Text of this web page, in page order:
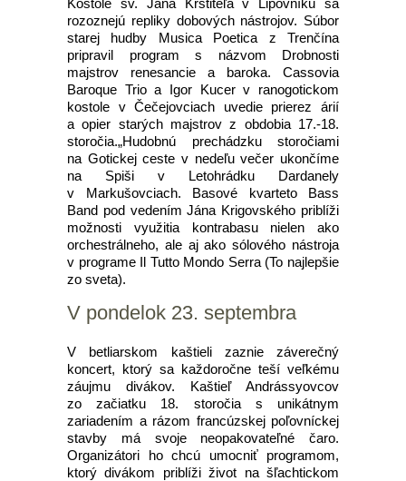
Kostole sv. Jána Krstiteľa v Lipovníku sa
rozoznejú repliky dobových nástrojov. Súbor
starej hudby Musica Poetica z Trenčína
pripravil program s názvom Drobnosti
majstrov renesancie a baroka. Cassovia
Baroque Trio a Igor Kucer v ranogotickom
kostole v Čečejovciach uvedie prierez árií
a opier starých majstrov z obdobia 17.-18.
storočia.„Hudobnú prechádzku storočiami
na Gotickej ceste v nedeľu večer ukončíme
na Spiši v Letohrádku Dardanely
v Markušovciach. Basové kvarteto Bass
Band pod vedením Jána Krigovského priblíži
možnosti využitia kontrabasu nielen ako
orchestrálneho, ale aj ako sólového nástroja
v programe Il Tutto Mondo Serra (To najlepšie
zo sveta).
V pondelok 23. septembra
V betliarskom kaštieli zaznie záverečný
koncert, ktorý sa každoročne teší veľkému
záujmu divákov. Kaštieľ Andrássyovcov
zo začiatku 18. storočia s unikátnym
zariadením a rázom francúzskej poľovníckej
stavby má svoje neopakovateľné čaro.
Organizátori ho chcú umocniť programom,
ktorý divákom priblíži život na šľachtickom